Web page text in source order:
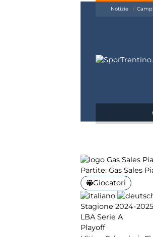
Notizie
Partite: Gas Sales
Giocatori
Stagione 2024-2025
LBA Serie A
Playoff